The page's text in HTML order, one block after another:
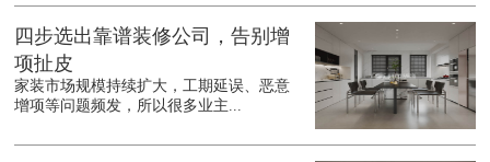
四步选出靠谱装修公司，告别增
项扯皮
家装市场规模持续扩大，工期延误、恶意
增项等问题频发，所以很多业主...